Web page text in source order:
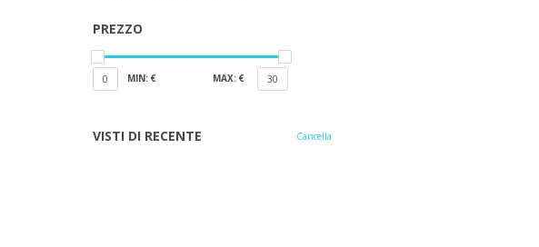
PREZZO
0 MIN: € MAX: € 30
VISTI DI RECENTE Cancella